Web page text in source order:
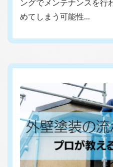
ングでメンテナンスを行
めてしまう可能性…